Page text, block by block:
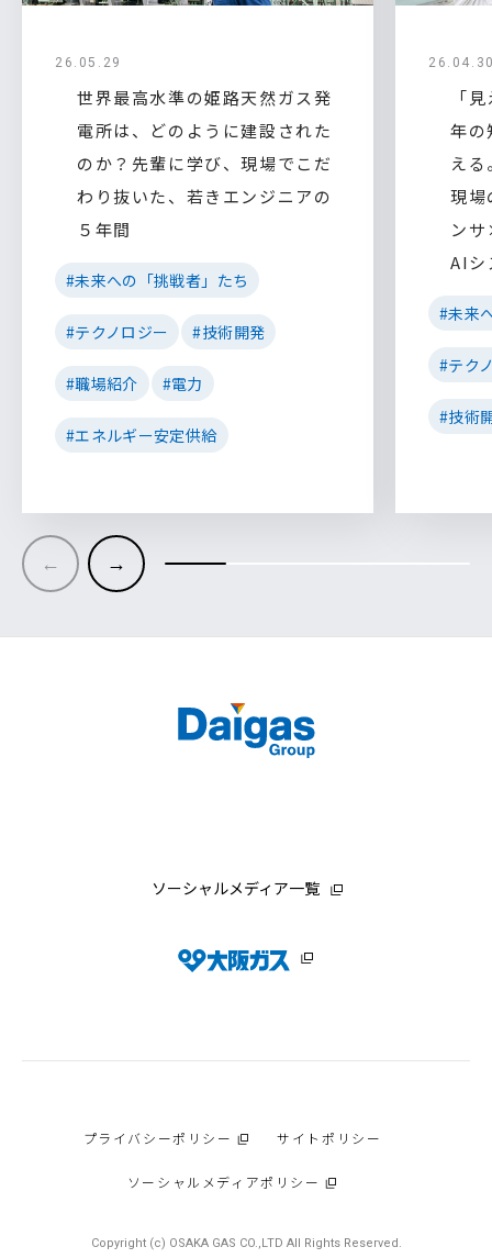
26.05.29
世界最高水準の姫路天然ガス発
電所は、どのように建設された
のか？先輩に学び、現場でこだ
わり抜いた、若きエンジニアの
５年間
#未来への「挑戦者」たち
#テクノロジー #技術開発
#職場紹介 #電力
#エネルギー安定供給
「
年の
え
現場
ン
AIシ
#未来
#テク
#技術
ソーシャルメディア一覧
プライバシーポリシー サイトポリシー
ソーシャルメディアポリシー
Copyright (c) OSAKA GAS CO.,LTD All Rights Reserved.